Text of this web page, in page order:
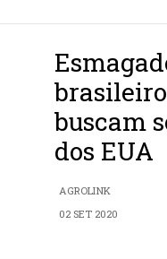
buscam
dos EUA
AGROLINK
02 SET 2020